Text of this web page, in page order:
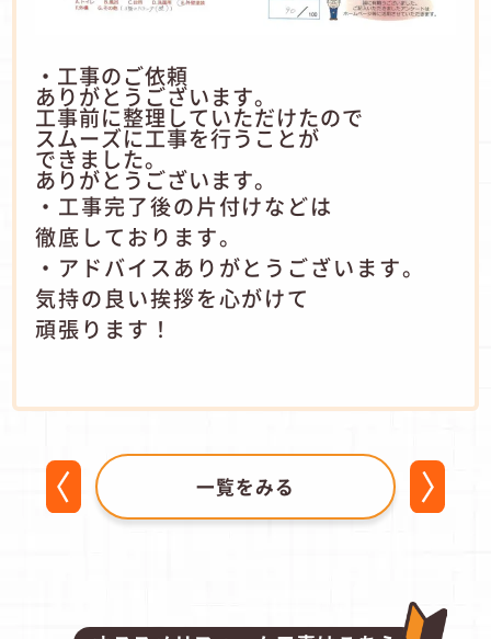
・工事のご依頼
ありがとうございます。
工事前に整理していただけたので
スムーズに工事を行うことが
できました。
ありがとうございます。
・工事完了後の片付けなどは
徹底しております。
・アドバイスありがとうございます。
気持の良い挨拶を心がけて
頑張ります！
一覧をみる